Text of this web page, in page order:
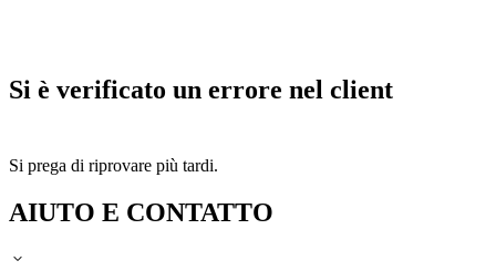
Si è verificato un errore nel client
Si prega di riprovare più tardi.
AIUTO E CONTATTO